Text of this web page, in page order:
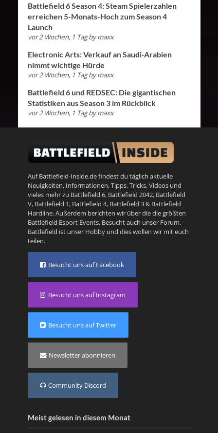
Battlefield 6 Season 4: Steam Spielerzahlen
erreichen 5-Monats-Hoch zum Season 4
Launch
vor 2 Wochen, 1 Tag bymaxx
Electronic Arts: Verkauf an Saudi-Arabien
nimmt wichtige Hürde
vor 2 Wochen, 1 Tag bymaxx
Battlefield 6 und REDSEC: Die gigantischen
Statistiken aus Season 3 im Rückblick
vor 2 Wochen, 1 Tag bymaxx
Auf Battlefield-Inside.de findest du täglich aktuelle
Neuigkeiten, Informationen, Tipps, Tricks, Videos und
vieles mehr zu Battlefield 6, Battlefield 2042, Battlefield
V, Battlefield 1, Battlefield 4, Battlefield 3& Battlefield
Hardline. Außerdem berichten wir über die die größten
Battlefield Esport Events. Besucht auch unser Forum.
Battlefield ist unser Hobby und dies wollen wir mit euch
teilen.
Besucht uns auf Facebook
Besucht uns auf Instagram
Besucht uns auf Twitter
Newsletter abonnieren
Community Discord
Meist gelesen in diesem Monat